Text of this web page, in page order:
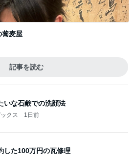
蕎麦屋
記事を読む
いな石鹸での洗顔法
クス 1日前
した100万円の瓦修理